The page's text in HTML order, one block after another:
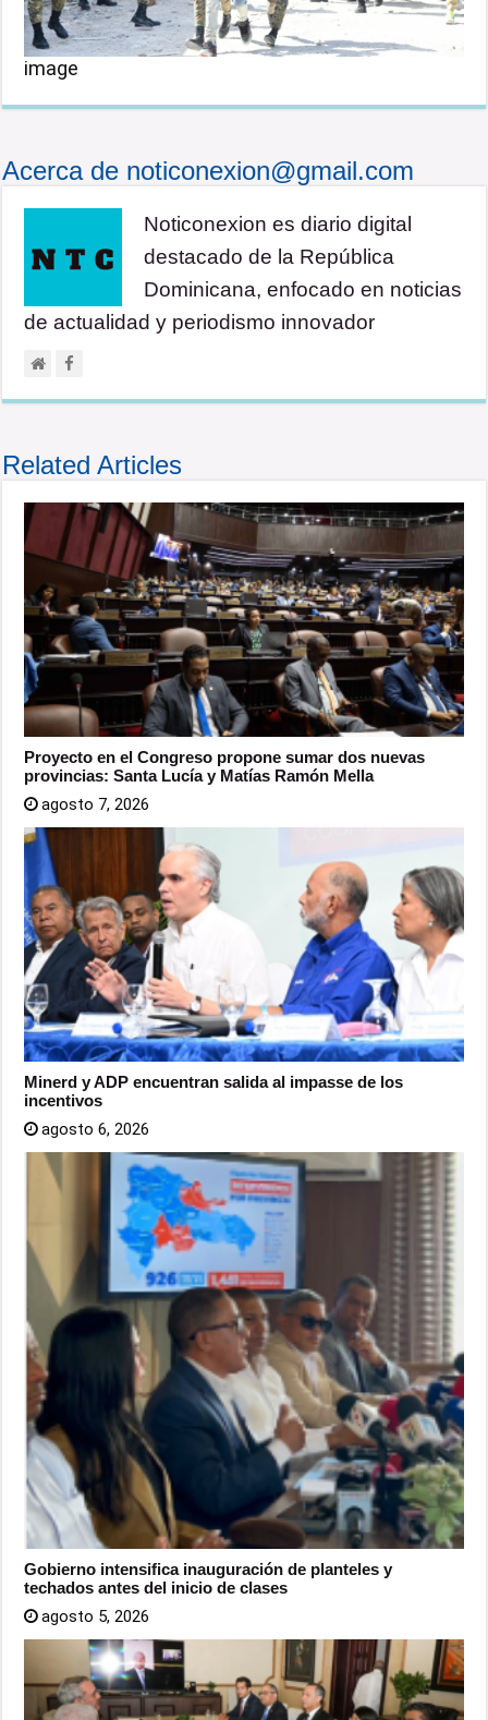
image
Acerca de noticonexion@gmail.com
Noticonexion es diario digital
destacado de la República
Dominicana, enfocado en noticias
de actualidad y periodismo innovador
Related Articles
Proyecto en el Congreso propone sumar dos nuevas
provincias: Santa Lucía y Matías Ramón Mella
agosto 7, 2026
Minerd y ADP encuentran salida al impasse de los
incentivos
agosto 6, 2026
Gobierno intensifica inauguración de planteles y
techados antes del inicio de clases
agosto 5, 2026